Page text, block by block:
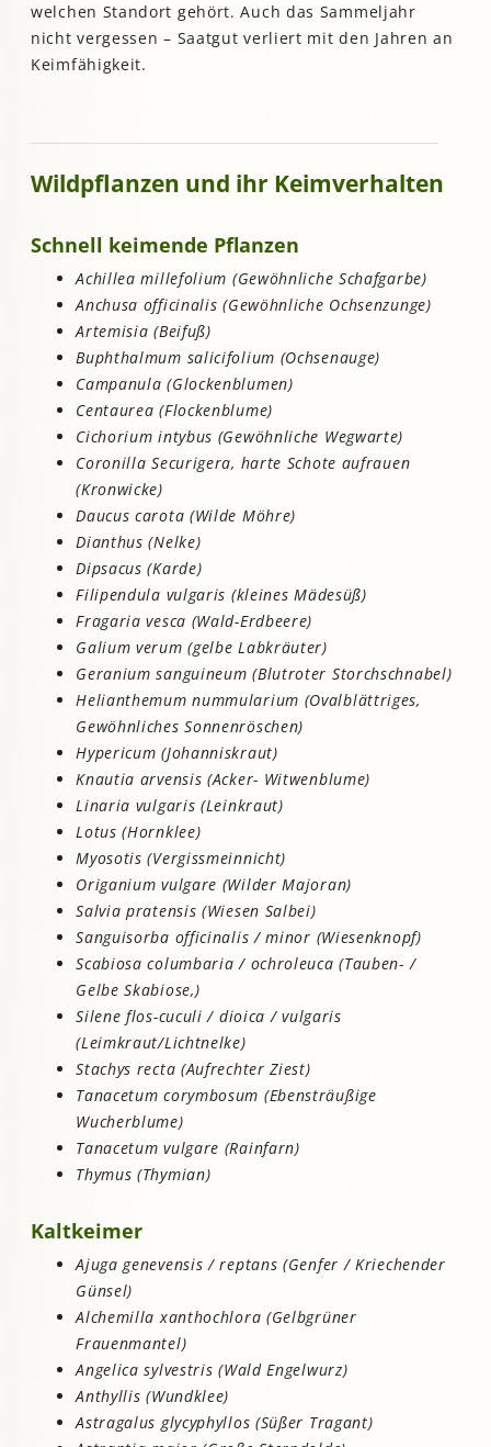
welchen Standort gehört. Auch das Sammeljahr
nicht vergessen – Saatgut verliert mit den Jahren an
Keimfähigkeit.
Wildpflanzen und ihr Keimverhalten
Schnell keimende Pflanzen
Achillea millefolium (Gewöhnliche Schafgarbe)
Anchusa officinalis (Gewöhnliche Ochsenzunge)
Artemisia (Beifuß)
Buphthalmum salicifolium (Ochsenauge)
Campanula (Glockenblumen)
Centaurea (Flockenblume)
Cichorium intybus (Gewöhnliche Wegwarte)
Coronilla Securigera, harte Schote aufrauen
(Kronwicke)
Daucus carota (Wilde Möhre)
Dianthus (Nelke)
Dipsacus (Karde)
Filipendula vulgaris (kleines Mädesüß)
Fragaria vesca (Wald-Erdbeere)
Galium verum (gelbe Labkräuter)
Geranium sanguineum (Blutroter Storchschnabel)
Helianthemum nummularium (Ovalblättriges,
Gewöhnliches Sonnenröschen)
Hypericum (Johanniskraut)
Knautia arvensis (Acker- Witwenblume)
Linaria vulgaris (Leinkraut)
Lotus (Hornklee)
Myosotis (Vergissmeinnicht)
Origanium vulgare (Wilder Majoran)
Salvia pratensis (Wiesen Salbei)
Sanguisorba officinalis / minor (Wiesenknopf)
Scabiosa columbaria / ochroleuca (Tauben- /
Gelbe Skabiose,)
Silene flos-cuculi / dioica / vulgaris
(Leimkraut/Lichtnelke)
Stachys recta (Aufrechter Ziest)
Tanacetum corymbosum (Ebensträußige
Wucherblume)
Tanacetum vulgare (Rainfarn)
Thymus (Thymian)
Kaltkeimer
Ajuga genevensis / reptans (Genfer / Kriechender
Günsel)
Alchemilla xanthochlora (Gelbgrüner
Frauenmantel)
Angelica sylvestris (Wald Engelwurz)
Anthyllis (Wundklee)
Astragalus glycyphyllos (Süßer Tragant)